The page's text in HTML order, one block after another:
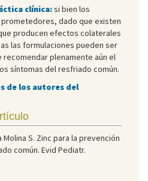
clínica:si bien los
dado que existen
producen efectos colaterales
las formulaciones pueden ser
plenamente aún el
síntomas del resfriado común.
de los autores del
Molina S. Zinc para la prevención
común. Evid Pediatr.